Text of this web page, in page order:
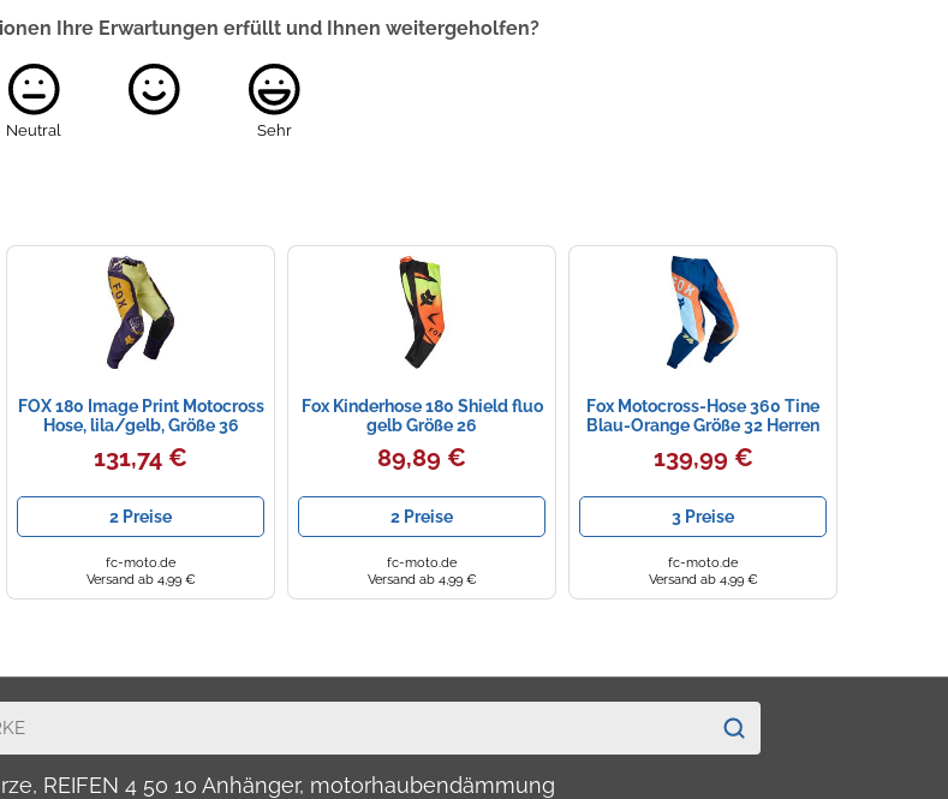
Ihre Erwartungen erfüllt und Ihnen weitergeholfen?
Neutral Sehr
FOX 180 Image Print Motocross
Hose, lila/gelb, Größe 36
131,74 €
2 Preise
fc-moto.de
Versand ab 4,99 €
Fox Kinderhose 180 Shield fluo
gelb Größe 26
89,89 €
2 Preise
fc-moto.de
Versand ab 4,99 €
Fox Motocross-Hose 360 Tine
Blau-Orange Größe 32 Herren
139,99 €
3 Preise
fc-moto.de
Versand ab 4,99 €
REIFEN 4 50 10 Anhänger, motorhaubendämmung